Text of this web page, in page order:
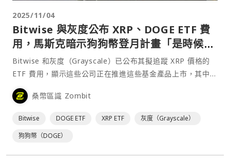
2025/11/04
Bitwise 與灰度公布 XRP、DOGE ETF 費
用，馬斯克暗示狗狗幣登月計畫「是時候
了」
Bitwise 和灰度（Grayscale）已公布其擬追蹤 XRP 價格的
ETF 費用，顯示這些公司正在推進這些基金產品上市，其中部
分甚至可能在未獲美國證券交易委員會（SEC）核准的情況下
掛牌。⋯桑幣區識 Zombit
Bitwise DOGE ETF XRP ETF
灰度（Grayscale）
狗狗幣（DOGE）